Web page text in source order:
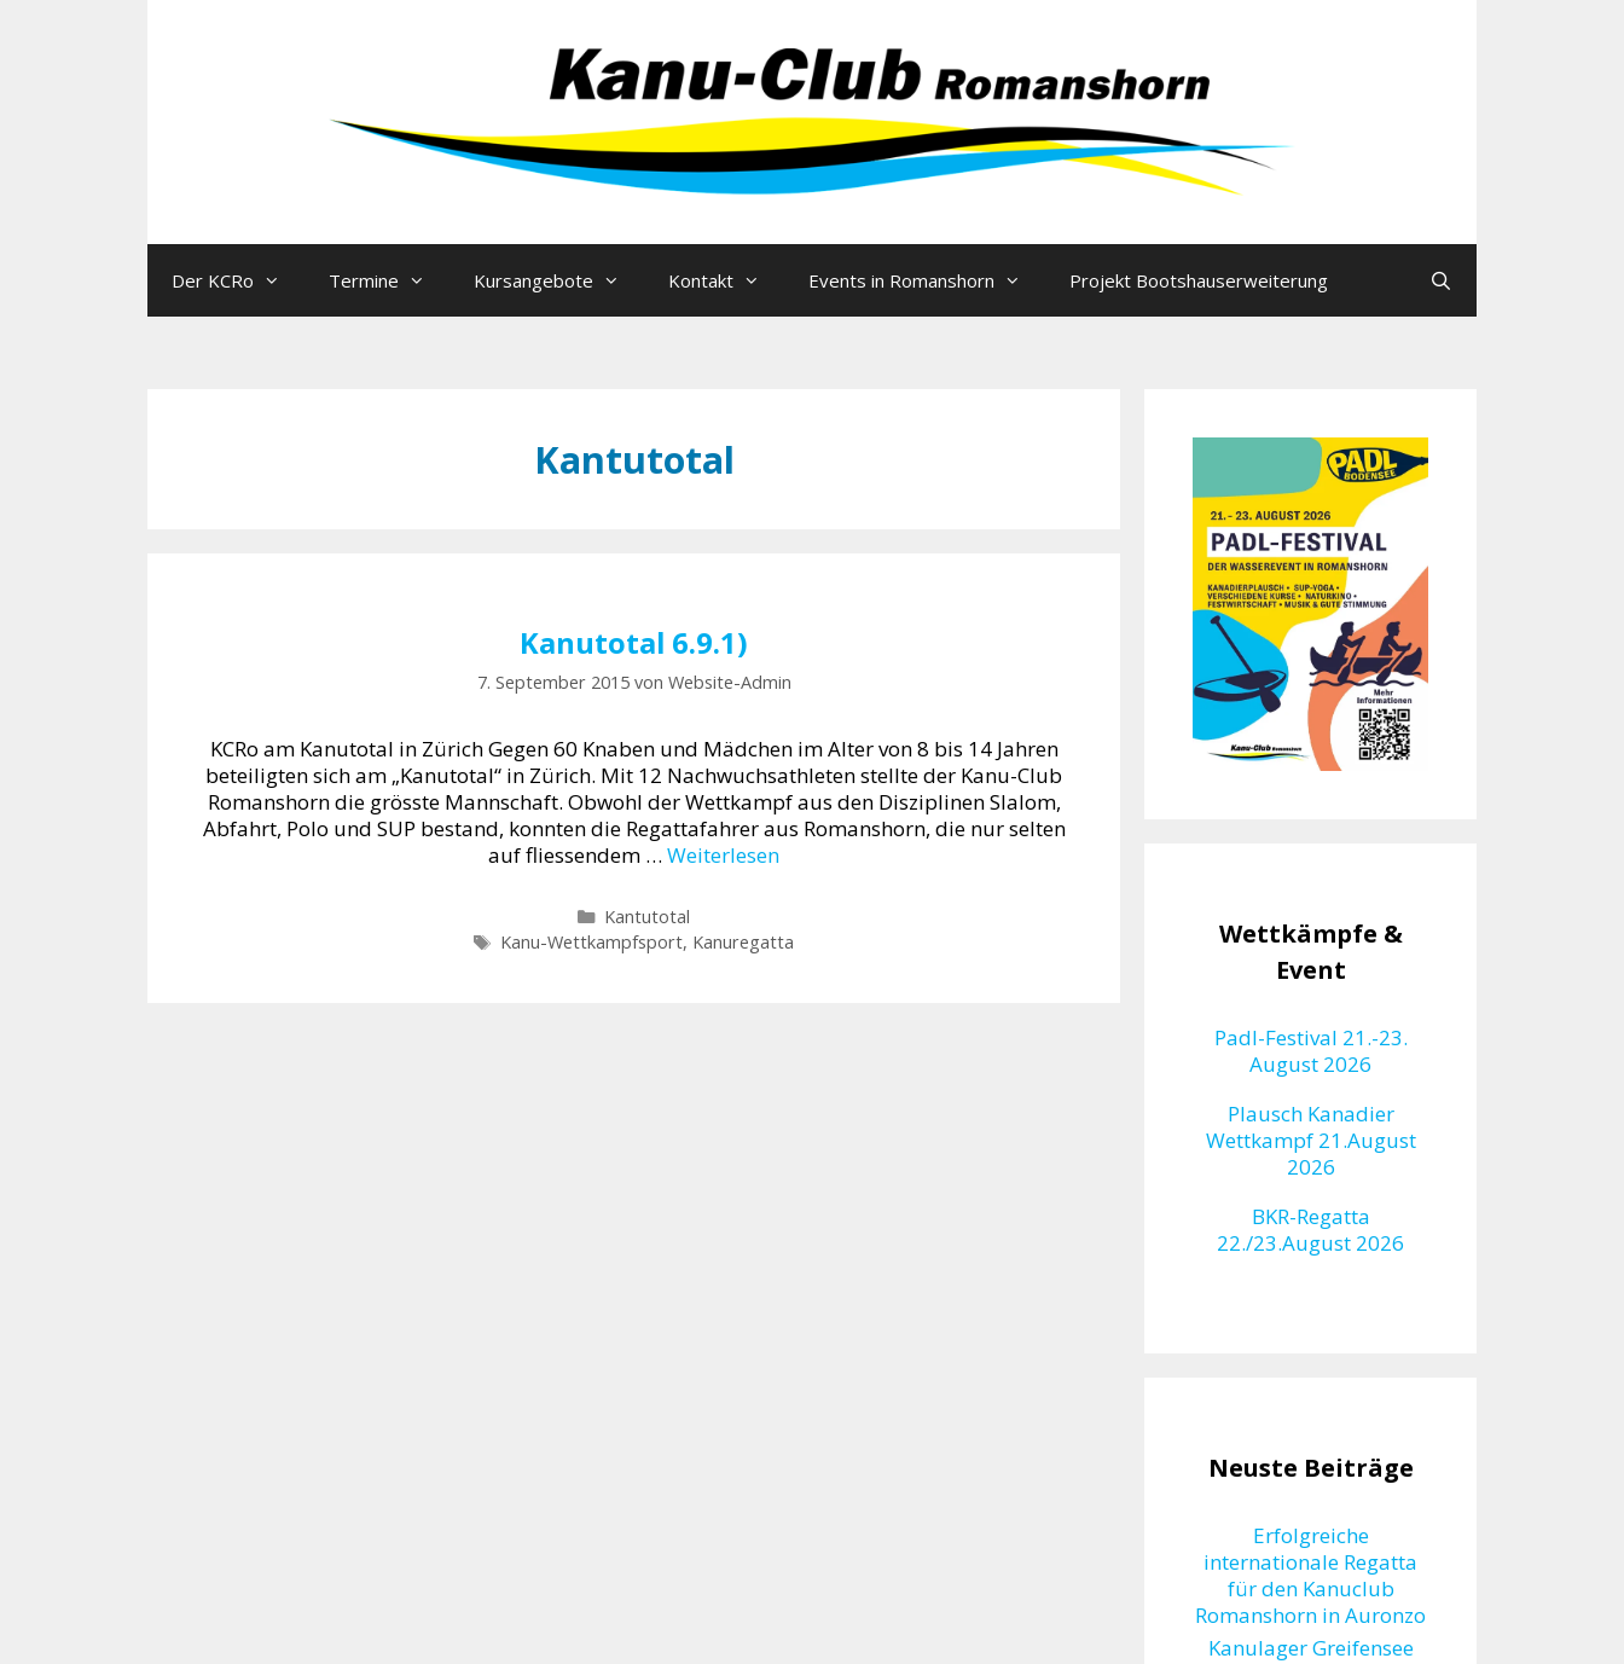
springen
Der KCRo Termine Kursangebote Kontakt Events in Romanshorn Projekt Bootshauserweiterung
Kantutotal
Kanutotal 6.9.1)
7. September 2015 von Website-Admin
KCRo am Kanutotal in Zürich Gegen 60 Knaben und Mädchen im Alter von 8 bis 14 Jahren
beteiligten sich am „Kanutotal“ in Zürich. Mit 12 Nachwuchsathleten stellte der Kanu-Club
Romanshorn die grösste Mannschaft. Obwohl der Wettkampf aus den Disziplinen Slalom,
Abfahrt, Polo und SUP bestand, konnten die Regattafahrer aus Romanshorn, die nur selten
auf fliessendem … Weiterlesen
Kategorien
Kantutotal
Schlagwörter
Kanu-Wettkampfsport, Kanuregatta
Wettkämpfe &
Event
Padl-Festival 21.-23.
August 2026
Plausch Kanadier
Wettkampf 21.August
2026
BKR-Regatta
22./23.August 2026
Neuste Beiträge
Erfolgreiche
internationale Regatta
für den Kanuclub
Romanshorn in Auronzo
Kanulager Greifensee